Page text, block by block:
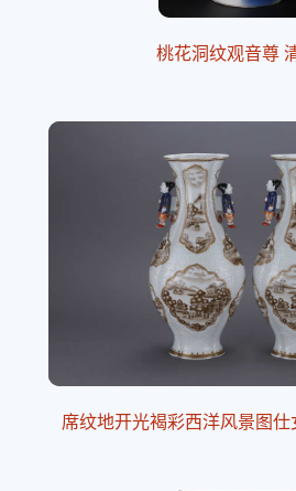
桃花洞纹观音尊
席纹地开光褐彩西洋风景图